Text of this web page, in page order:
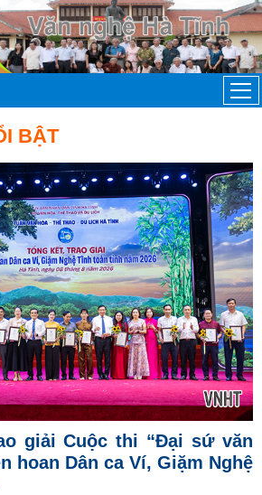
BẬT
giải Cuộc thi “Đại sứ văn
hoan Dân ca Ví, Giặm Nghệ